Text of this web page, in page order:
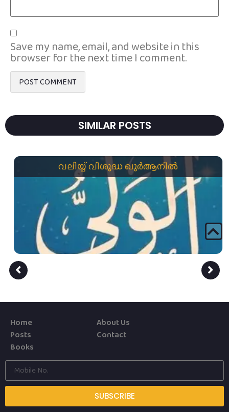
Save my name, email, and website in this
browser for the next time I comment.
SIMILAR POSTS
വലിയ്യ് വിശുദ്ധ ഖുർആനിൽ
Home
Posts
Books
About Us
Contact
SUBSCRIBE